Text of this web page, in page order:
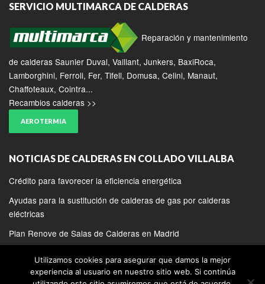
Utilizamos cookies para asegurar que damos la mejor
experiencia al usuario en nuestro sitio web. Si continúa
SERVICIO MULTIMARCA DE CALDERAS
Reparación y mantenimiento
de calderas Saunier Duval, Vaillant, Junkers, BaxiRoca,
Lamborghini, Ferroli, Fer, Tifell, Domusa, Celini, Manaut,
Chaffoteaux, Cointra...
Recambios calderas >>
AEROTERMIA
NOTICIAS DE CALDERAS EN COLLADO VILLALBA
Crédito para favorecer la eficiencia energética
Ayudas para la sustitución de calderas de gas por calderas
eléctricas
Plan Renove de Salas de Calderas en Madrid